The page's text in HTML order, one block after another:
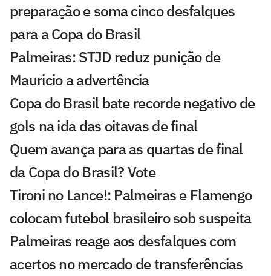
preparação e soma cinco desfalques
para a Copa do Brasil
Palmeiras: STJD reduz punição de
Mauricio a advertência
Copa do Brasil bate recorde negativo de
gols na ida das oitavas de final
Quem avança para as quartas de final
da Copa do Brasil? Vote
Tironi no Lance!: Palmeiras e Flamengo
colocam futebol brasileiro sob suspeita
Palmeiras reage aos desfalques com
acertos no mercado de transferências